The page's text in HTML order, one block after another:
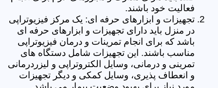
فعالیت خود باشند.
تجهیزات و ابزارهای حرفه ای: یک مرکز فیزیوتراپی
در منزل باید دارای تجهیزات و ابزارهای حرفه ای
باشد که برای انجام تمرینات و درمان فیزیوتراپی
مناسب باشند. این تجهیزات شامل دستگاه های
تمرینی و درمانی، وسایل الکتروتراپی و لیزردرمانی
و انعطاف پذیری، وسایل کمکی و دیگر تجهیزات